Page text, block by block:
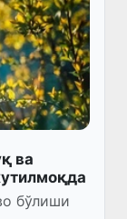
ва
бўлиши